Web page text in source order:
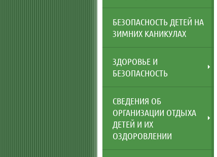
БЕЗОПАСНОСТЬ ДЕТЕЙ НА
ЗИМНИХ КАНИКУЛАХ
ЗДОРОВЬЕ И
БЕЗОПАСНОСТЬ
СВЕДЕНИЯ ОБ
ОРГАНИЗАЦИИ ОТДЫХА
ДЕТЕЙ И ИХ
ОЗДОРОВЛЕНИИ